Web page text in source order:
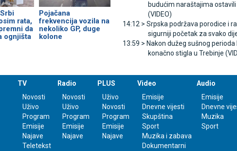
rata,
da
ognjišta
Pojačana
frekvencija vozila na
nekoliko GP, duge
kolone
budućim naraštajima ostavili
(VIDEO)
14:12 > Srpska podržava porodice i
sigurniji početak za svako
13:59 > Nakon dužeg sušnog perioda
konačno stigla u Trebinje
TV
Novosti
Uživo
Program
Emisije
Najave
Teletekst
Radio
Novosti
Uživo
Program
Emisije
Najave
PLUS
Uživo
Novosti
Program
Emisije
Najave
Video
Emisije
Dnevne vijesti
Skupština
Sport
Muzika i zabava
Dokumentarni
Audio
Emisije
Dnevne
Muzika
Sport